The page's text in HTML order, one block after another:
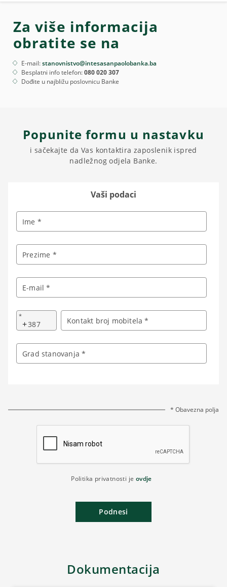
Za više informacija
obratite se na
E-mail:stanovnistvo@intesasanpaolobanka.ba
Besplatni info telefon:080 020 307
Dođite u najbližu poslovnicu Banke
Popunite formu u nastavku
i sačekajte da Vas kontaktira zaposlenik ispred
nadležnog odjela Banke.
Vaši podaci
Ime *
Prezime *
E-mail *
*
+ Kontakt broj mobitela *
Grad stanovanja *
* Obavezna polja
Politika privatnosti je ovdje
Podnesi
Dokumentacija